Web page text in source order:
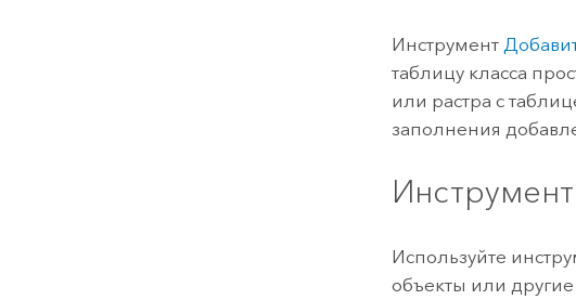
Инструмент
таблицу класса
или растра с
заполнения
Используйте
объекты или